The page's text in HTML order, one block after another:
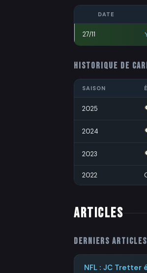
DATE
27/11
HISTORIQUE DE
SAISON
2025
2024
2023
2022
ARTICLES
Derniers
NFL : JC Tretter